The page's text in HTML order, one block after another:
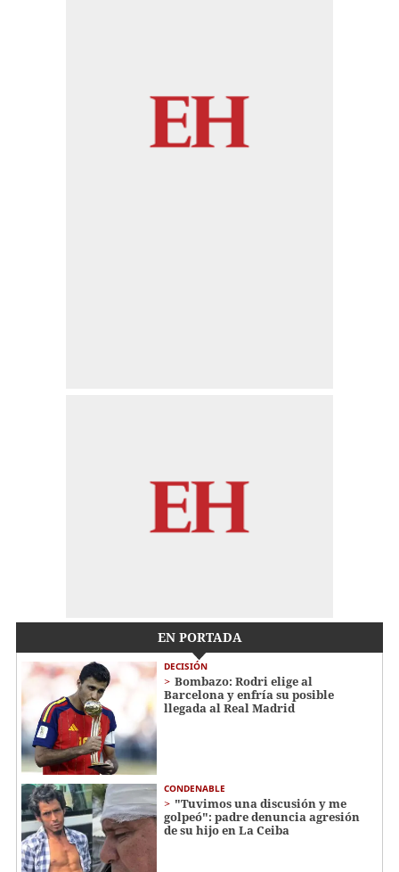
EN PORTADA
DECISIÓN
Bombazo: Rodri elige al
Barcelona y enfría su posible
llegada al Real Madrid
CONDENABLE
"Tuvimos una discusión y me
golpeó": padre denuncia agresión
de su hijo en La Ceiba